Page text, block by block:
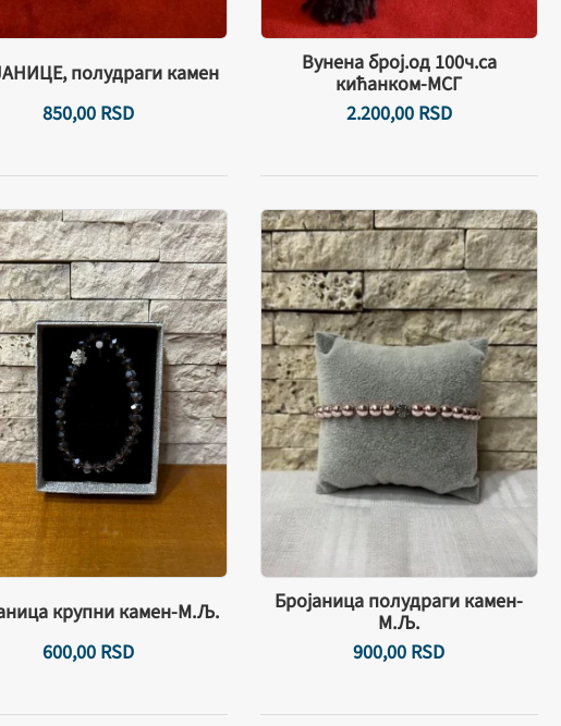
полудраги камен
850,00 RSD
Вунена број.од 100ч.са
кићанком-МСГ
2.200,00 RSD
крупни камен-М.Љ.
600,00 RSD
Бројаница полудраги камен-
М.Љ.
900,00 RSD